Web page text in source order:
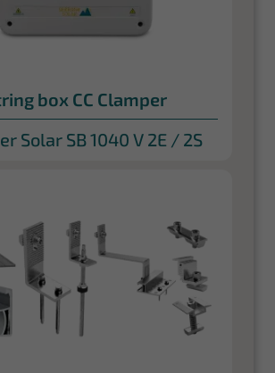
box CC Clamper
Solar SB 1040 V 2E / 2S